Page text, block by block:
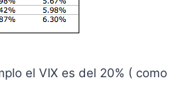
el VIX es del 20% (